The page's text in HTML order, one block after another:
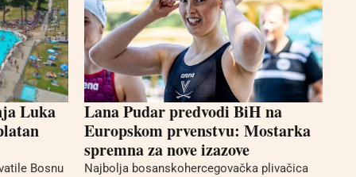
Luka
Bosnu
Lana Pudar predvodi BiH na
Europskom prvenstvu: Mostarka
spremna za nove izazove
Najbolja bosanskohercegovačka plivačica